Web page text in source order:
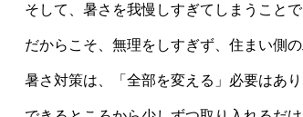
そして、暑さを我慢しすぎてしまうこと
だからこそ、無理をしすぎず、住まい側
暑さ対策は、「全部を変える」必要はあり